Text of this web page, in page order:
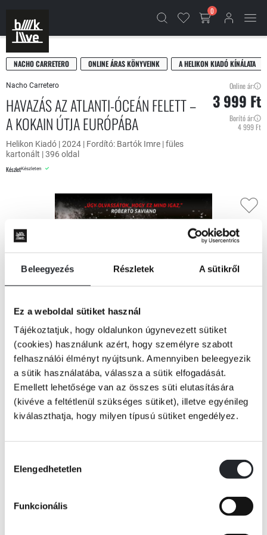
Beleegyezés Részletek A sütikről
Ez a weboldal sütiket használ
Tájékoztatjuk, hogy oldalunkon úgynevezett sütiket
(cookies) használunk azért, hogy személyre szabott
felhasználói élményt nyújtsunk. Amennyiben beleegyezik
a sütik használatába, válassza a sütik elfogadását.
Emellett lehetősége van az összes süti elutasítására
(kivéve a feltétlenül szükséges sütiket), illetve egyénileg
kiválaszthatja, hogy milyen típusú sütiket engedélyez.
kiválasztása
Elengedhetetlen
Funkcionális
0
NACHO CARRETERO ONLINE ÁRAS KÖNYVEINK A HELIKON KIADÓ KÍNÁLATA
Nacho Carretero
HAVAZÁS AZ ATLANTI-ÓCEÁN FELETT –
A KOKAIN ÚTJA EURÓPÁBA
Helikon Kiadó | 2024 | Fordító: Bartók Imre | füles
kartonált | 396 oldal
KészletKészleten
Online ár:
3 999 Ft
Borító ár:
4 999 Ft